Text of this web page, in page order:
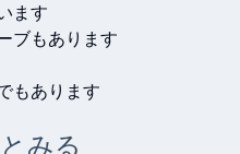
ます
ブもあります
もあります
みる